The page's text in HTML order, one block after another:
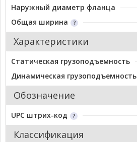
Наружный диаметр фланца
Общая ширина
Характеристики
Статическая грузоподъемность
Динамическая грузоподъемность
Обозначение
UPC штрих-код
Классификация